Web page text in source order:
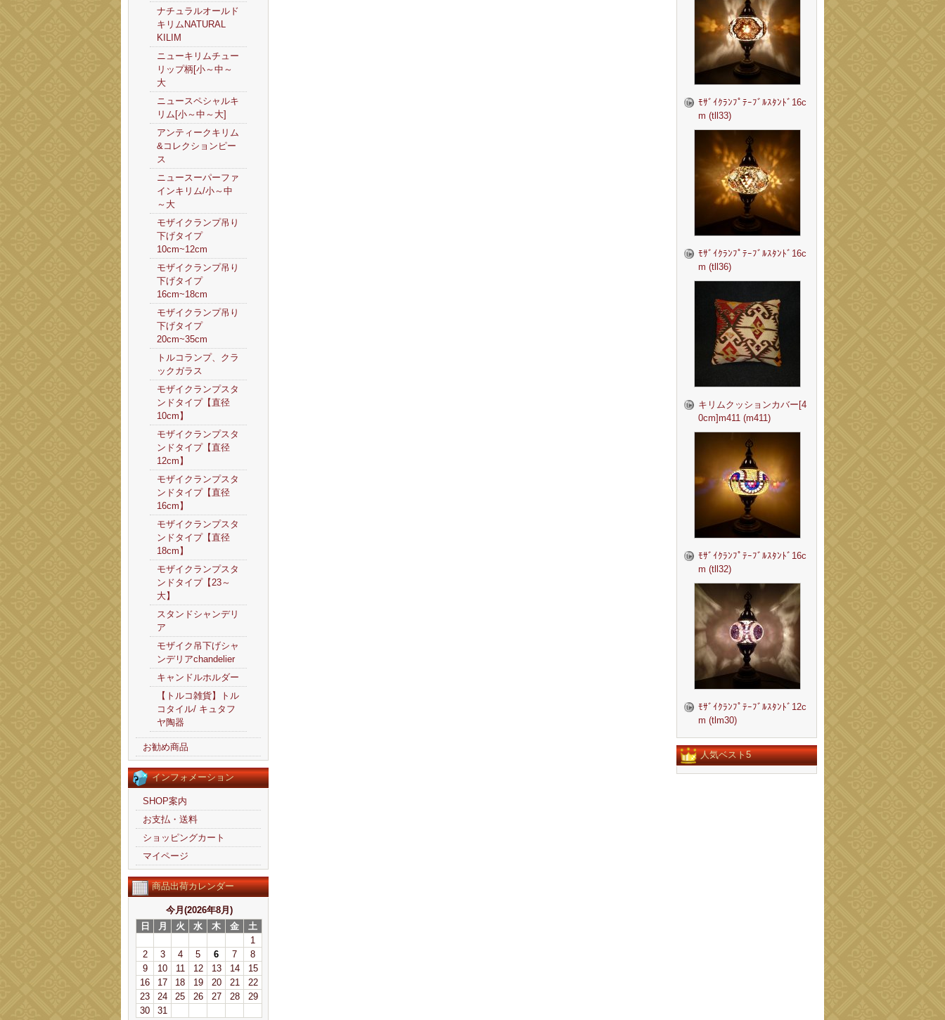
ナチュラルオールド
キリムNATURAL
KILIM
ニューキリムチュー
リップ柄[小～中～
大
ニュースペシャルキ
リム[小～中～大]
アンティークキリム
&コレクションピー
ス
ニュースーパーファ
インキリム/小～中
～大
モザイクランプ吊り
下げタイプ
10cm~12cm
モザイクランプ吊り
下げタイプ
16cm~18cm
モザイクランプ吊り
下げタイプ
20cm~35cm
トルコランプ、クラ
ックガラス
モザイクランプスタ
ンドタイプ【直径
10cm】
モザイクランプスタ
ンドタイプ【直径
12cm】
モザイクランプスタ
ンドタイプ【直径
16cm】
モザイクランプスタ
ンドタイプ【直径
18cm】
モザイクランプスタ
ンドタイプ【23～
大】
スタンドシャンデリ
ア
モザイク吊下げシャ
ンデリアchandelier
キャンドルホルダー
【トルコ雑貨】トル
コタイル/ キュタフ
ヤ陶器
お勧め商品
インフォメーション
SHOP案内
お支払・送料
ショッピングカート
マイページ
商品出荷カレンダー
今月(2026年8月)
日
月 火 水 木 金
土
1
2
3 4 5 6 7
8
9
10 11 12 13 14
15
16
17 18 19 20 21
22
23
24 25 26 27 28
29
30
31
ﾓｻﾞｲｸﾗﾝﾌﾟﾃｰﾌﾞﾙｽﾀﾝﾄﾞ16c
m (tll33)
ﾓｻﾞｲｸﾗﾝﾌﾟﾃｰﾌﾞﾙｽﾀﾝﾄﾞ16c
m (tll36)
キリムクッションカバー[4
0cm]m411 (m411)
ﾓｻﾞｲｸﾗﾝﾌﾟﾃｰﾌﾞﾙｽﾀﾝﾄﾞ16c
m (tll32)
ﾓｻﾞｲｸﾗﾝﾌﾟﾃｰﾌﾞﾙｽﾀﾝﾄﾞ12c
m (tlm30)
人気ベスト5